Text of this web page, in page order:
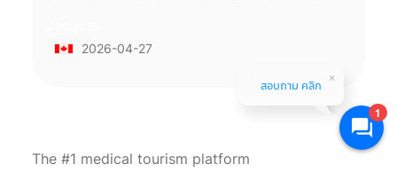
and the whole clinic team were professional and
Bookimed simplified the whole process, which
appointment abroad. I left with clear information and
2026-04-27
The #1 medical tourism platform
1
สอบถาม คลิก